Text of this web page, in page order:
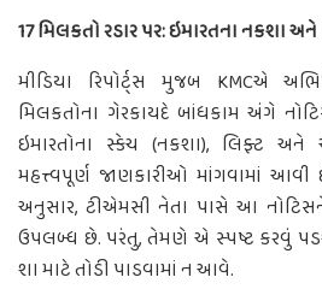
17 મિલકતો રડાર પર: ઇમારતના નકશા
મીડિયા રિપોર્ટ્સ મુજબ KMCએ
મિલકતોના ગેરકાયદે બાંધકામ અંગે
ઇમારતોના સ્કેચ (નકશા), લિફ્ટ અને
મહત્ત્વપૂર્ણ જાણકારીઓ માંગવામાં
અનુસાર, ટીએમસી નેતા પાસે આ
ઉપલબ્ધ છે. પરંતુ, તેમણે એ સ્પષ્ટ કરવું
શા માટે તોડી પાડવામાં ન આવે.